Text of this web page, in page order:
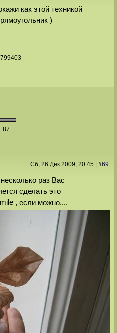
как этой техникой
)
87
Сб, 26 Дек 2009, 20:45 #69
раз Вас
сделать это
, если можно....